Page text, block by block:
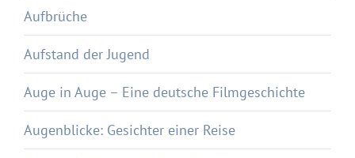
Aufbrüche
Aufstand der Jugend
Auge in Auge – Eine deutsche Filmgeschichte
Augenblicke: Gesichter einer Reise